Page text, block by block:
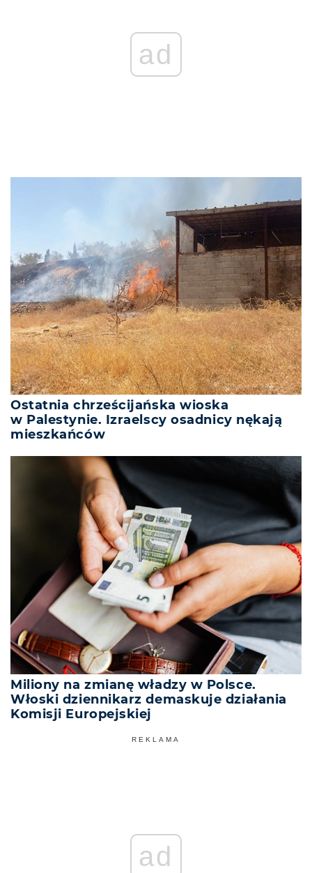
ad
Ostatnia chrześcijańska wioska
w Palestynie. Izraelscy osadnicy nękają
mieszkańców
Miliony na zmianę władzy w Polsce.
Włoski dziennikarz demaskuje działania
Komisji Europejskiej
REKLAMA
ad